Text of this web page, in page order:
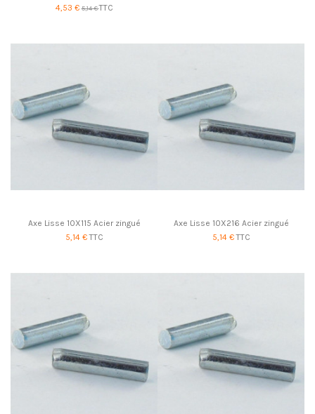
4,53 €5,14 €TTC
Axe Lisse 10X115 Acier zingué
5,14 €TTC
Axe Lisse 10X216 Acier zingué
5,14 €TTC